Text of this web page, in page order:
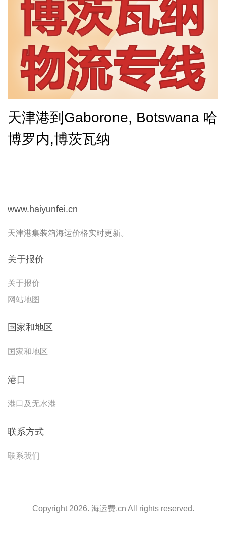
天津港到Gaborone, Botswana 哈
博罗内,博茨瓦纳
www.haiyunfei.cn
天津港集装箱海运价格实时更新。
关于报价
关于报价
网站地图
国家和地区
国家和地区
港口
港口及无水港
联系方式
联系我们
Copyright 2026. 海运费.cn All rights reserved.